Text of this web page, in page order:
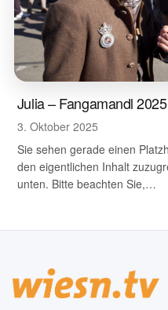
Julia – Fangamandl 2025
3. Oktober 2025
Sie sehen gerade einen
den eigentlichen Inhalt
unten. Bitte beachten Sie,…